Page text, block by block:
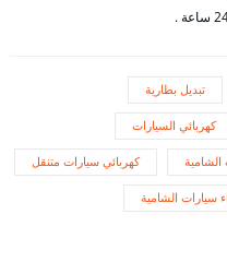
تبديل بطارية
كهربائي السيارات
الشامية كهربائي سيارات متنقل
سيارات الشامية